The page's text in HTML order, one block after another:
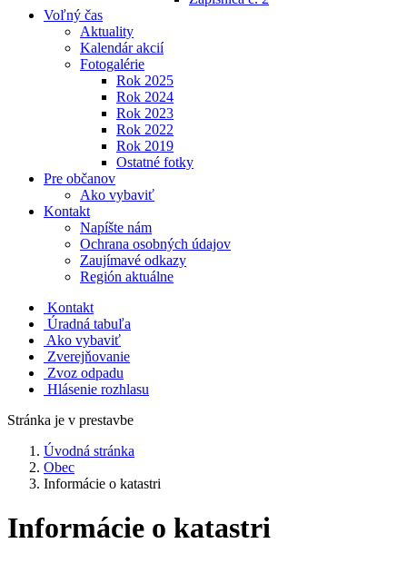
Voľný čas
Aktuality
Kalendár akcií
Fotogalérie
Rok 2025
Rok 2024
Rok 2023
Rok 2022
Rok 2019
Ostatné fotky
Pre občanov
Ako vybaviť
Kontakt
Napíšte nám
Ochrana osobných údajov
Zaujímavé odkazy
Región aktuálne
Kontakt
Úradná tabuľa
Ako vybaviť
Zverejňovanie
Zvoz odpadu
Hlásenie rozhlasu
Stránka je v prestavbe
Úvodná stránka
Obec
Informácie o katastri
Informácie o katastri